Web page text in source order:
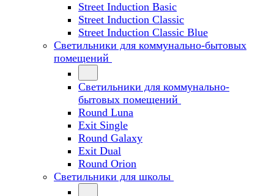
Street Induction Basic
Street Induction Classic
Street Induction Classic Blue
Светильники для коммунально-бытовых
помещений
Светильники для коммунально-
бытовых помещений
Round Luna
Exit Single
Round Galaxy
Exit Dual
Round Orion
Светильники для школы